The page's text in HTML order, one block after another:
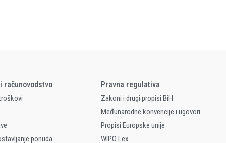
računovodstvo
ponuda
Pravna regulativa
Zakoni i drugi propisi BiH
Međunarodne konvencije i ugovori
Propisi Europske unije
WIPO Lex